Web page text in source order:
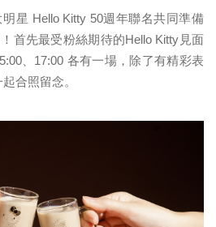
星 Hello Kitty 50週年聯名共同準備
首先最受粉絲期待的Hello Kitty見面
、17:00 各有一場，除了有精彩表
合照留念。